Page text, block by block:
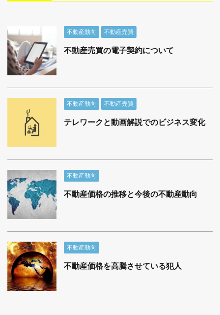
不動産動向 不動産売買
不動産売買の電子契約について
不動産動向 不動産売買
テレワークと動画解説でのビジネス変化
不動産動向
不動産価格の推移と今後の不動産動向
不動産動向
不動産価格を高騰させている犯人